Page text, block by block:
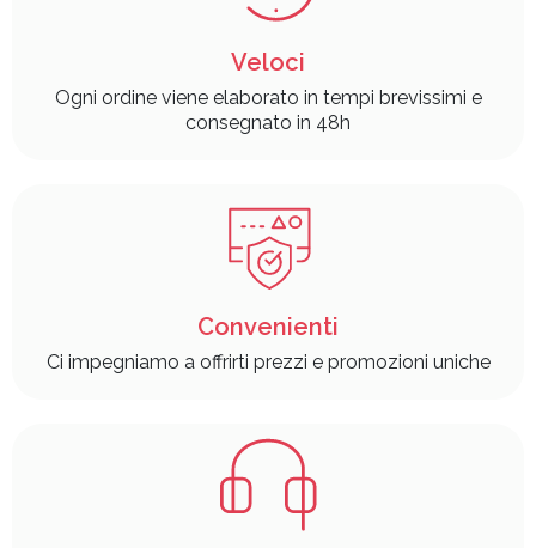
Veloci
Ogni ordine viene elaborato in tempi brevissimi e
consegnato in 48h
Convenienti
Ci impegniamo a offrirti prezzi e promozioni uniche